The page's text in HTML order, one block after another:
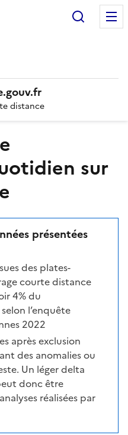
distance
sur
présentées
des plates-
courte distance
4% du
l’enquête
2022
après exclusion
des anomalies ou
Un léger delta
donc être
réalisées par